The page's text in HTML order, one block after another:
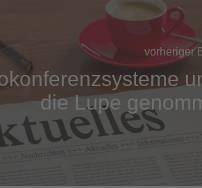
vorheriger
die Lupe